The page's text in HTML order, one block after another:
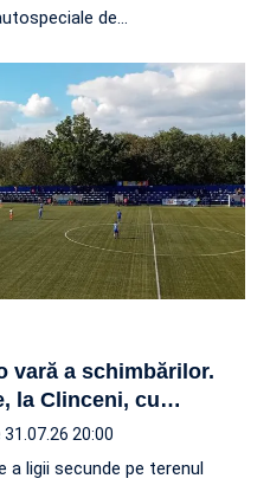
de…
vară a schimbărilor.
la Clinceni, cu…
20:00
a ligii secunde pe terenul